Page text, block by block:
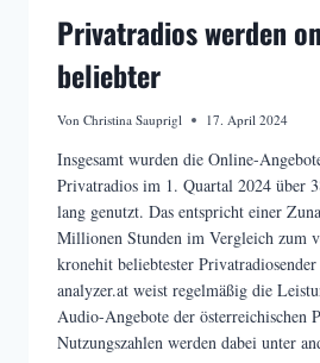
Privatradios werden
beliebter
Von Christina Sauprigl 17. April 2024
Insgesamt wurden die Online-
Privatradios im 1. Quartal 2024 über
lang genutzt. Das entspricht einer
Millionen Stunden im Vergleich zum
kronehit beliebtester
analyzer.at weist regelmäßig die
Audio-Angebote der österreichischen
Nutzungszahlen werden dabei unter